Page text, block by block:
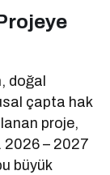
doğal
çapta hak
proje,
2026 – 2027
büyük